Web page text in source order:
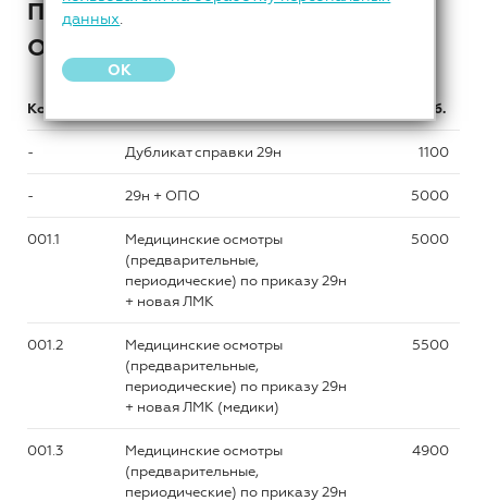
ПСИХИАТРИЧЕСКОЕ
ОСВИДЕТЕЛЬСТВОВАНИЕ
Код Цена, руб.
- Дубликат справки 29н 1100
- 29н + ОПО 5000
001.1
Медицинские осмотры
(предварительные,
периодические) по приказу 29н
+ новая ЛМК
5000
001.2
Медицинские осмотры
(предварительные,
периодические) по приказу 29н
+ новая ЛМК (медики)
5500
001.3
Медицинские осмотры
(предварительные,
периодические) по приказу 29н
4900
данных
OK